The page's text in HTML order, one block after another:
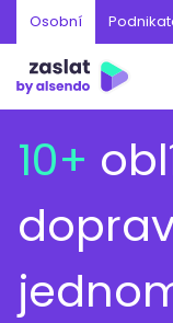
Osobní
10+